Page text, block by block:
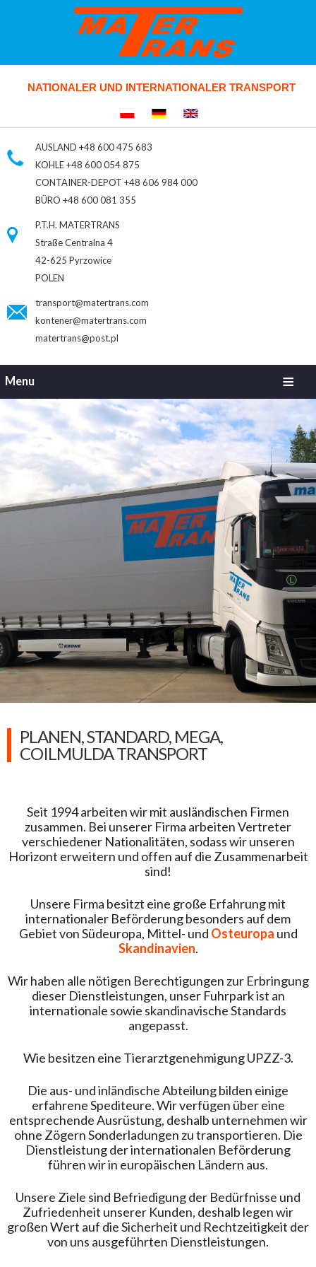
NATIONALER UND INTERNATIONALER TRANSPORT
AUSLAND +48 600 475 683
KOHLE+48 600 054 875
CONTAINER-DEPOT +48 606 984 000
BÜRO +48 600 081 355
P.T.H. MATERTRANS
Straße Centralna 4
42-625 Pyrzowice
POLEN
transport@matertrans.com
kontener@matertrans.com
matertrans@post.pl
Menu
PLANEN, STANDARD, MEGA,
COILMULDA TRANSPORT
Seit 1994 arbeiten wir mit ausländischen Firmen
zusammen. Bei unserer Firma arbeiten Vertreter
verschiedener Nationalitäten, sodass wir unseren
Horizont erweitern und offen auf die Zusammenarbeit
sind!
Unsere Firma besitzt eine große Erfahrung mit
internationaler Beförderung besonders auf dem
Gebiet von Südeuropa, Mittel- und Osteuropa und
Skandinavien.
Wir haben alle nötigen Berechtigungen zur Erbringung
dieser Dienstleistungen, unser Fuhrpark ist an
internationale sowie skandinavische Standards
angepasst.
Wie besitzen eine Tierarztgenehmigung UPZZ-3.
Die aus- und inländische Abteilung bilden einige
erfahrene Spediteure. Wir verfügen über eine
entsprechende Ausrüstung, deshalb unternehmen wir
ohne Zögern Sonderladungen zu transportieren. Die
Dienstleistung der internationalen Beförderung
führen wir in europäischen Ländern aus.
Unsere Ziele sind Befriedigung der Bedürfnisse und
Zufriedenheit unserer Kunden, deshalb legen wir
großen Wert auf die Sicherheit und Rechtzeitigkeit der
von uns ausgeführten Dienstleistungen.